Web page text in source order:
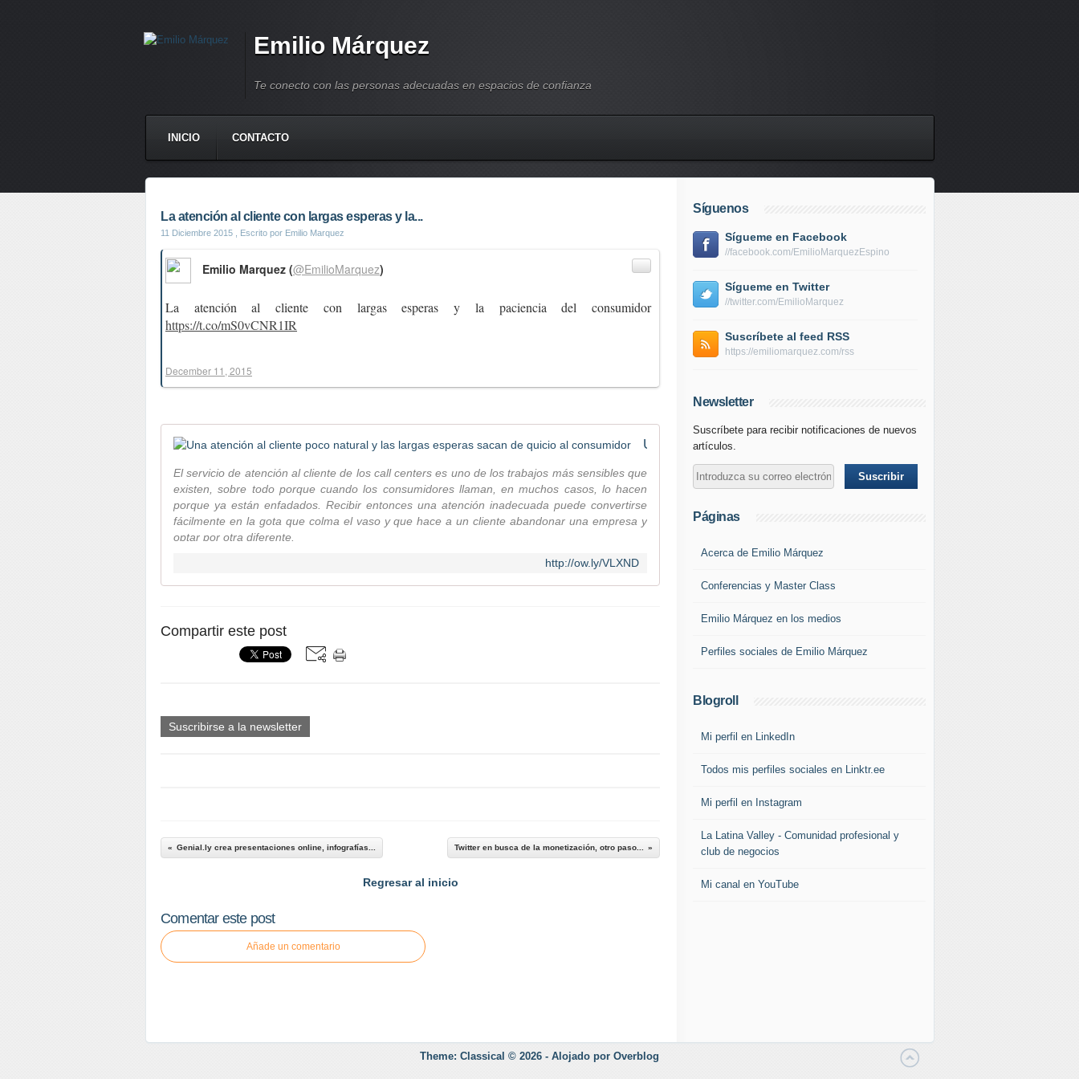
Emilio Márquez
Te conecto con las personas adecuadas en espacios de confianza
INICIO CONTACTO
La atención al cliente con largas esperas y la...
11 Diciembre 2015 , Escrito por Emilio Marquez
La atención al cliente con largas esperas y la paciencia del consumidor
https://t.co/mS0vCNR1IR
Emilio Marquez (@EmilioMarquez)
December 11, 2015
El servicio de atención al cliente de los call centers es uno de los trabajos más sensibles que
existen, sobre todo porque cuando los consumidores llaman, en muchos casos, lo hacen
porque ya están enfadados. Recibir entonces una atención inadecuada puede convertirse
fácilmente en la gota que colma el vaso y que hace a un cliente abandonar una empresa y
optar por otra diferente.
http://ow.ly/VLXND
Compartir este post
Suscribirse a la newsletter
Genial.ly crea presentaciones online, infografías... Twitter en busca de la monetización, otro paso...
Regresar al inicio
Comentar este post
Añade un comentario
Síguenos
Sígueme en Facebook
//facebook.com/EmilioMarquezEspino
Sígueme en Twitter
//twitter.com/EmilioMarquez
Suscríbete al feed RSS
https://emiliomarquez.com/rss
Newsletter
Suscríbete para recibir notificaciones de nuevos
artículos.
Páginas
Acerca de Emilio Márquez
Conferencias y Master Class
Emilio Márquez en los medios
Perfiles sociales de Emilio Márquez
Blogroll
Mi perfil en LinkedIn
Todos mis perfiles sociales en Linktr.ee
Mi perfil en Instagram
La Latina Valley - Comunidad profesional y
club de negocios
Mi canal en YouTube
Theme: Classical © 2026 - Alojado por Overblog